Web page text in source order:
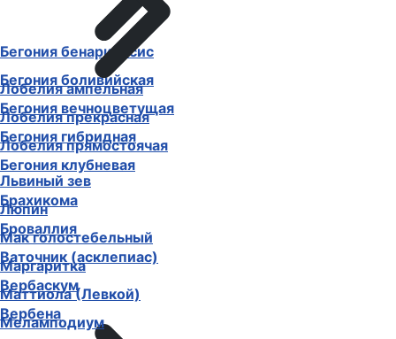
Бегония бенариенсис
Бегония боливийская
Бегония вечноцветущая
Бегония гибридная
Бегония клубневая
Брахикома
Броваллия
Ваточник (асклепиас)
Вербаскум
Вербена
Лобелия ампельная
Лобелия прекрасная
Лобелия прямостоячая
Львиный зев
Люпин
Мак голостебельный
Маргаритка
Маттиола (Левкой)
Меламподиум